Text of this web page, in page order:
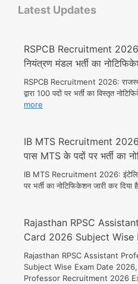
Latest Updates
RSPCB Recruitment 2026:
नियंत्रण मंडल भर्ती का
RSPCB Recruitment 2026:
द्वारा 100 पदों पर भर्ती का विस्तृत
more
IB MTS Recruitment 2026:
पास MTS के पदों पर भर्ती का
IB MTS Recruitment 2026:
पर भर्ती का नोटिफिकेशन जारी कर
Rajasthan RPSC
Card 2026 Subject Wise
Rajasthan RPSC Assistant
Subject Wise Exam Date
Professor Recruitment 2026